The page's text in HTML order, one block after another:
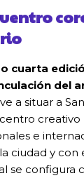
cuarta
del
a situar a
creativo
e
ciudad y con
se configura